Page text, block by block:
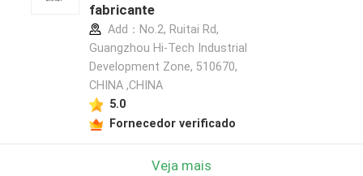
fabricante
Add：No.2, Ruitai Rd,
Guangzhou Hi-Tech Industrial
Development Zone, 510670,
CHINA ,CHINA
5.0
Fornecedor verificado
Veja mais